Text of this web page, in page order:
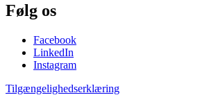
Følg os
Facebook
LinkedIn
Instagram
Tilgængelighedserklæring